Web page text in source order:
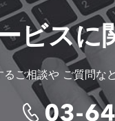
ビスに
るご相談やご質問な